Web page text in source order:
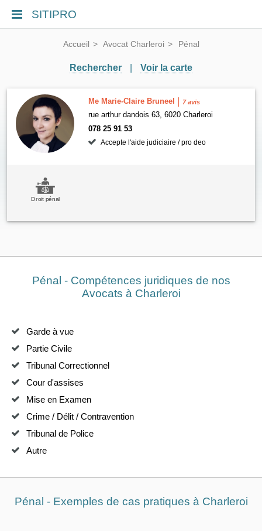
SITIPRO
Accueil Avocat Charleroi Pénal
Rechercher Voir la carte
Me Marie-Claire Bruneel 7 avis
rue arthur dandois 63, 6020 Charleroi
078 25 91 53
Accepte l'aide judiciaire / pro deo
Droit pénal
Pénal - Compétences juridiques de nos
Avocats à Charleroi
Garde à vue
Partie Civile
Tribunal Correctionnel
Cour d'assises
Mise en Examen
Crime / Délit / Contravention
Tribunal de Police
Autre
Pénal - Exemples de cas pratiques à Charleroi